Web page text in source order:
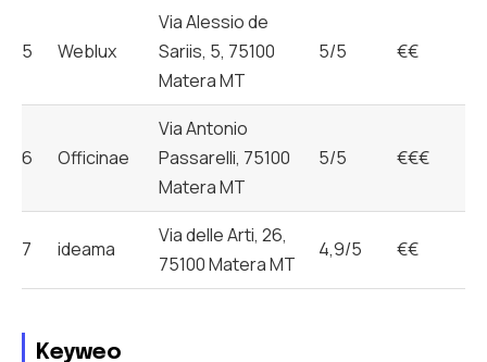
5 Weblux
Via Alessio de
Sariis, 5, 75100
Matera MT
5/5 €€
6 Officinae
Via Antonio
Passarelli, 75100
Matera MT
5/5 €€€
7 ideama
Via delle Arti, 26,
75100 Matera MT
4,9/5 €€
Keyweo